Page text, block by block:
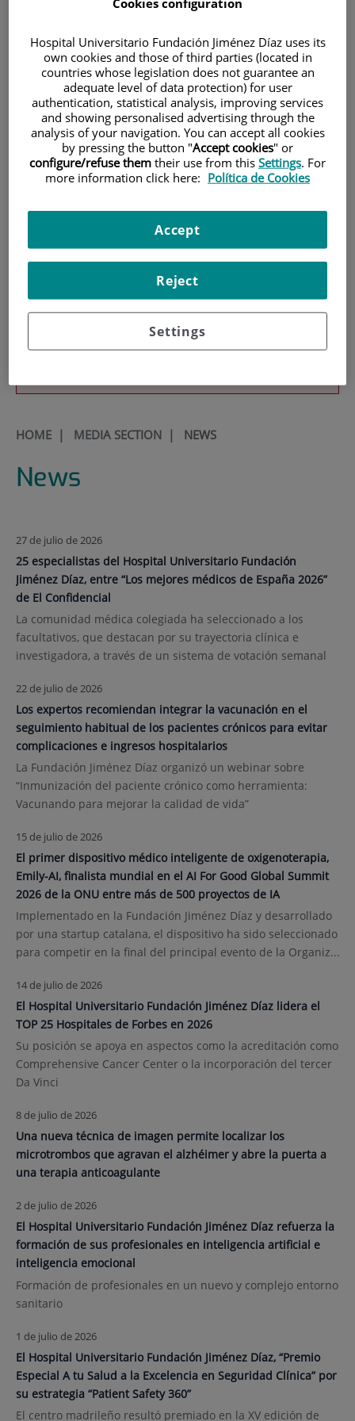
Research
Teaching
Teléfono de atención al usuario
HOME| MEDIA SECTION| NEWS
News
27 de julio de 2026
25 especialistas del Hospital Universitario Fundación
Jiménez Díaz, entre “Los mejores médicos de España 2026”
de El Confidencial
La comunidad médica colegiada ha seleccionado a los
facultativos, que destacan por su trayectoria clínica e
investigadora, a través de un sistema de votación semanal
22 de julio de 2026
Los expertos recomiendan integrar la vacunación en el
seguimiento habitual de los pacientes crónicos para evitar
complicaciones e ingresos hospitalarios
La Fundación Jiménez Díaz organizó un webinar sobre
“Inmunización del paciente crónico como herramienta:
Vacunando para mejorar la calidad de vida”
15 de julio de 2026
El primer dispositivo médico inteligente de oxigenoterapia,
Emily-AI, finalista mundial en el AI For Good Global Summit
2026 de la ONU entre más de 500 proyectos de IA
Implementado en la Fundación Jiménez Díaz y desarrollado
por una startup catalana, el dispositivo ha sido seleccionado
para competir en la final del principal evento de la Organiz...
14 de julio de 2026
El Hospital Universitario Fundación Jiménez Díaz lidera el
TOP 25 Hospitales de Forbes en 2026
Su posición se apoya en aspectos como la acreditación como
Comprehensive Cancer Center o la incorporación del tercer
Da Vinci
8 de julio de 2026
Una nueva técnica de imagen permite localizar los
microtrombos que agravan el alzhéimer y abre la puerta a
una terapia anticoagulante
2 de julio de 2026
El Hospital Universitario Fundación Jiménez Díaz refuerza la
formación de sus profesionales en inteligencia artificial e
inteligencia emocional
Formación de profesionales en un nuevo y complejo entorno
sanitario
1 de julio de 2026
El Hospital Universitario Fundación Jiménez Díaz, “Premio
Especial A tu Salud a la Excelencia en Seguridad Clínica” por
su estrategia “Patient Safety 360”
El centro madrileño resultó premiado en la XV edición de
Hospital Universitario Fundación Jiménez Díaz uses its
own cookies and those of third parties (located in
countries whose legislation does not guarantee an
adequate level of data protection) for user
authentication, statistical analysis, improving services
and showing personalised advertising through the
analysis of your navigation. You can accept all cookies
by pressing the button "Accept cookies" or
configure/refuse them their use from this Settings. For
more information click here: Política de Cookies
Settings
Reject
Accept